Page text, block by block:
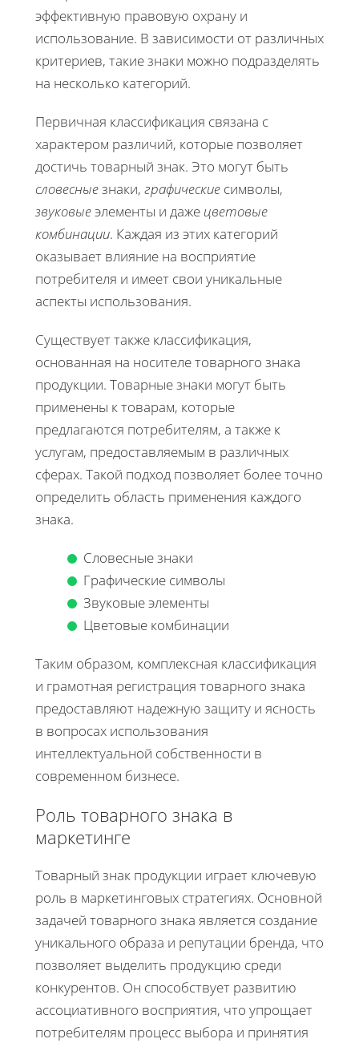
эффективную правовую охрану и
использование. В зависимости от различных
критериев, такие знаки можно подразделять
на несколько категорий.
Первичная классификация связана с
характером различий, которые позволяет
достичь товарный знак. Это могут быть
словесныезнаки, графические символы,
звуковыеэлементы и даже цветовые
комбинации. Каждая из этих категорий
оказывает влияние на восприятие
потребителя и имеет свои уникальные
аспекты использования.
Существует также классификация,
основанная на носителе товарного знака
продукции. Товарные знаки могут быть
применены к товарам, которые
предлагаются потребителям, а также к
услугам, предоставляемым в различных
сферах. Такой подход позволяет более точно
определить область применения каждого
знака.
Словесные знаки
Графические символы
Звуковые элементы
Цветовые комбинации
Таким образом, комплексная классификация
и грамотная регистрация товарного знака
предоставляют надежную защиту и ясность
в вопросах использования
интеллектуальной собственности в
современном бизнесе.
Роль товарного знака в
маркетинге
Товарный знак продукции играет ключевую
роль в маркетинговых стратегиях. Основной
задачей товарного знака является создание
уникального образа и репутации бренда, что
позволяет выделить продукцию среди
конкурентов. Он способствует развитию
ассоциативного восприятия, что упрощает
потребителям процесс выбора и принятия